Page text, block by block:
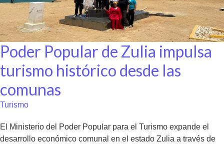
Poder Popular de Zulia impulsa
turismo histórico desde las
comunas
Turismo
El Ministerio del Poder Popular para el Turismo expande el
desarrollo económico comunal en el estado Zulia a través de